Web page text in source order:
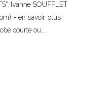
Ivanne SOUFFLET
- en savoir plus
courte ou...